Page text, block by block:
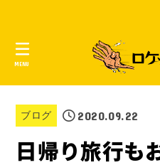
MENU
ブログ 2020.09.22
日帰り旅行も